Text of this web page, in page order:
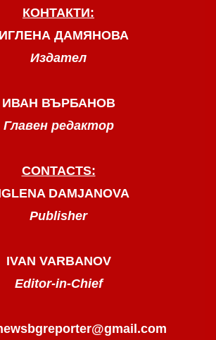
КОНТАКТИ:
ДАМЯНОВА
Издател
ИВАН ВЪРБАНОВ
Главен редактор
CONTACTS:
DAMJANOVA
Publisher
IVAN VARBANOV
Editor-in-Chief